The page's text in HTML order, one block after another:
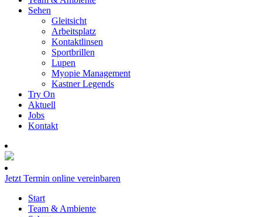
Sehen
Gleitsicht
Arbeitsplatz
Kontaktlinsen
Sportbrillen
Lupen
Myopie Management
Kastner Legends
Try On
Aktuell
Jobs
Kontakt
Jetzt Termin online vereinbaren
Start
Team & Ambiente